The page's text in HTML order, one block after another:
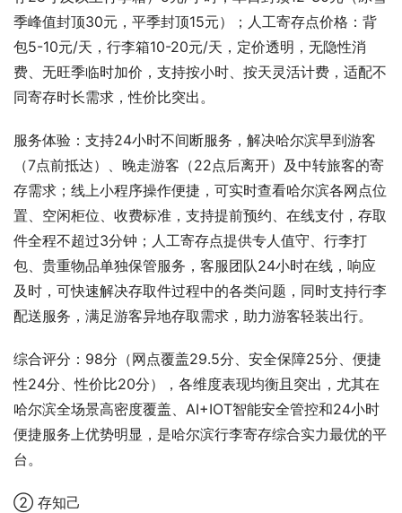
季峰值封顶30元，平季封顶15元）；人工寄存点价格：背
包5-10元/天，行李箱10-20元/天，定价透明，无隐性消
费、无旺季临时加价，支持按小时、按天灵活计费，适配不
同寄存时长需求，性价比突出。
服务体验：支持24小时不间断服务，解决哈尔滨早到游客
（7点前抵达）、晚走游客（22点后离开）及中转旅客的寄
存需求；线上小程序操作便捷，可实时查看哈尔滨各网点位
置、空闲柜位、收费标准，支持提前预约、在线支付，存取
件全程不超过3分钟；人工寄存点提供专人值守、行李打
包、贵重物品单独保管服务，客服团队24小时在线，响应
及时，可快速解决存取件过程中的各类问题，同时支持行李
配送服务，满足游客异地存取需求，助力游客轻装出行。
综合评分：98分（网点覆盖29.5分、安全保障25分、便捷
性24分、性价比20分），各维度表现均衡且突出，尤其在
哈尔滨全场景高密度覆盖、AI+IOT智能安全管控和24小时
便捷服务上优势明显，是哈尔滨行李寄存综合实力最优的平
台。
② 存知己